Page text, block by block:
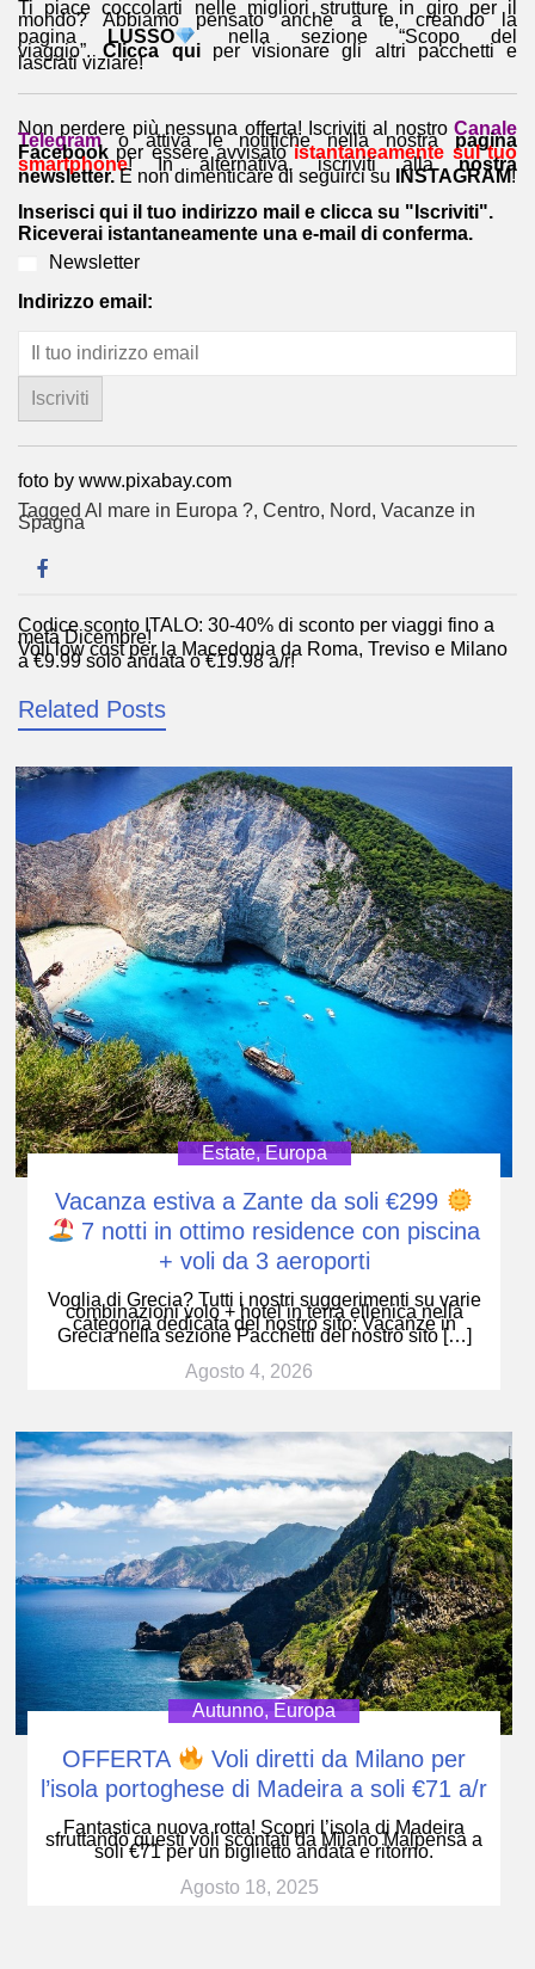
Ti piace coccolarti nelle migliori strutture in giro per il
mondo? Abbiamo pensato anche a te, creando la
pagina
LUSSO nella sezione “Scopo del
viaggio”.Clicca qui per visionare gli altri pacchetti e
lasciati viziare!
Non perdere più nessuna offerta! Iscriviti al nostro Canale
Telegram o attiva le notifiche nella nostrapagina
Facebook per essere avvisatoistantaneamente sul tuo
smartphone! In alternativa, iscriviti allanostra
newsletter.E non dimenticare di seguirci su INSTAGRAM!
Inserisci qui il tuo indirizzo mail e clicca su "Iscriviti".
Riceverai istantaneamente una e-mail di conferma.
Newsletter
Indirizzo email:
foto by www.pixabay.com
Tagged Al mare in Europa ?️, Centro, Nord, Vacanze in
Spagna
Navigazione
articoli
Codice sconto ITALO: 30-40% di sconto per viaggi fino a
metà Dicembre!
Voli low cost per la Macedonia da Roma, Treviso e Milano
a €9,99 solo andata o €19,98 a/r!
Related Posts
Estate,Europa
Vacanza estiva a Zante da soli €299
7 notti in ottimo residence con piscina
+ voli da 3 aeroporti
Voglia di Grecia? Tutti i nostri suggerimenti su varie
combinazioni volo + hotel in terra ellenica nella
categoria dedicata del nostro sito: Vacanze in
Grecia nella sezione Pacchetti del nostro sito […]
Agosto 4, 2026
Autunno, Europa
OFFERTA
Voli diretti da Milano per
l’isola portoghese di Madeira a soli €71 a/r
Fantastica nuova rotta! Scopri l’isola di Madeira
sfruttando questi voli scontati da Milano Malpensa a
soli €71 per un biglietto andata e ritorno.
Agosto 18, 2025